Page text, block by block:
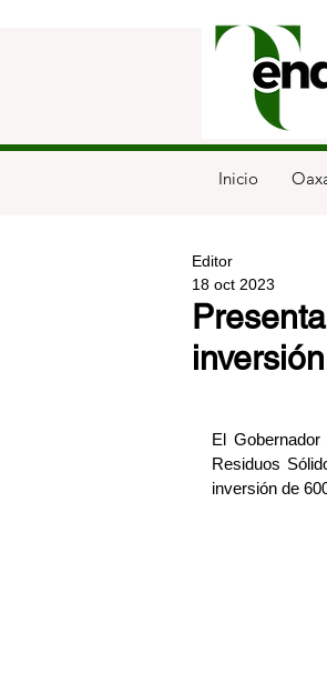
Inicio
Editor
18 oct 2023
El
Residuos
inversión de